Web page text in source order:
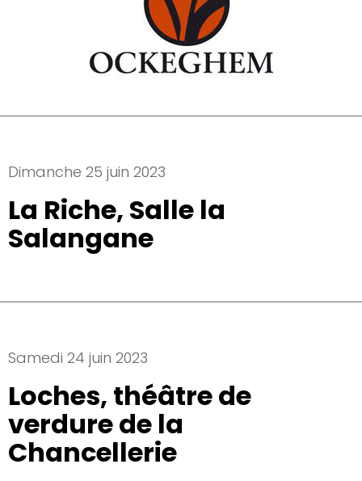
Dimanche 25 juin 2023
La Riche, Salle la
Salangane
Samedi 24 juin 2023
Loches, théâtre de
verdure de la
Chancellerie